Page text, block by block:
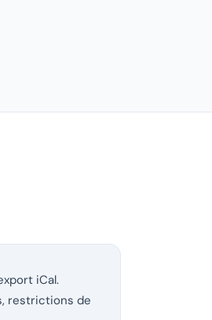
iCal.
restrictions de